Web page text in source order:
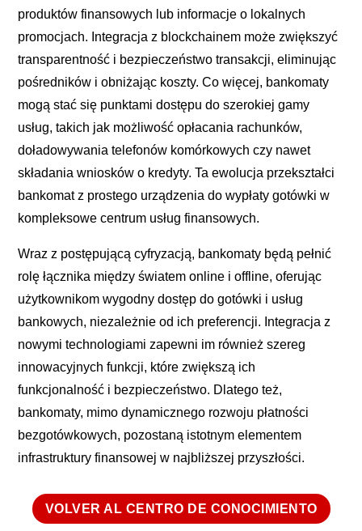
produktów finansowych lub informacje o lokalnych
promocjach. Integracja z blockchainem może zwiększyć
transparentność i bezpieczeństwo transakcji, eliminując
pośredników i obniżając koszty. Co więcej, bankomaty
mogą stać się punktami dostępu do szerokiej gamy
usług, takich jak możliwość opłacania rachunków,
doładowywania telefonów komórkowych czy nawet
składania wniosków o kredyty. Ta ewolucja przekształci
bankomat z prostego urządzenia do wypłaty gotówki w
kompleksowe centrum usług finansowych.
Wraz z postępującą cyfryzacją, bankomaty będą pełnić
rolę łącznika między światem online i offline, oferując
użytkownikom wygodny dostęp do gotówki i usług
bankowych, niezależnie od ich preferencji. Integracja z
nowymi technologiami zapewni im również szereg
innowacyjnych funkcji, które zwiększą ich
funkcjonalność i bezpieczeństwo. Dlatego też,
bankomaty, mimo dynamicznego rozwoju płatności
bezgotówkowych, pozostaną istotnym elementem
infrastruktury finansowej w najbliższej przyszłości.
VOLVER AL CENTRO DE CONOCIMIENTO